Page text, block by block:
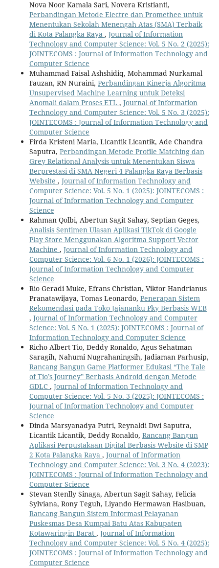
Nova Noor Kamala Sari, Novera Kristianti,
Perbandingan Metode Electre dan Promethee untuk
Menentukan Sekolah Menengah Atas (SMA) Terbaik
di Kota Palangka Raya , Journal of Information
Technology and Computer Science: Vol. 5 No. 2 (2025):
JOINTECOMS : Journal of Information Technology and
Computer Science
Muhammad Faisal Ashshidiq, Mohammad Nurkamal
Fauzan, RN Nuraini, Perbandingan Kinerja Algoritma
Unsupervised Machine Learning untuk Deteksi
Anomali dalam Proses ETL , Journal of Information
Technology and Computer Science: Vol. 5 No. 3 (2025):
JOINTECOMS : Journal of Information Technology and
Computer Science
Firda Kristeni Maria, Licantik Licantik, Ade Chandra
Saputra, Perbandingan Metode Profile Matching dan
Grey Relational Analysis untuk Menentukan Siswa
Berprestasi di SMA Negeri 4 Palangka Raya Berbasis
Website , Journal of Information Technology and
Computer Science: Vol. 5 No. 1 (2025): JOINTECOMS :
Journal of Information Technology and Computer
Science
Rahman Qolbi, Abertun Sagit Sahay, Septian Geges,
Analisis Sentimen Ulasan Aplikasi TikTok di Google
Play Store Menggunakan Algoritma Support Vector
Machine , Journal of Information Technology and
Computer Science: Vol. 6 No. 1 (2026): JOINTECOMS :
Journal of Information Technology and Computer
Science
Rio Geradi Muke, Efrans Christian, Viktor Handrianus
Pranatawijaya, Tomas Leonardo, Penerapan Sistem
Rekomendasi pada Toko Jajananku Pky Berbasis WEB
, Journal of Information Technology and Computer
Science: Vol. 5 No. 1 (2025): JOINTECOMS : Journal of
Information Technology and Computer Science
Richo Albert Tio, Deddy Ronaldo, Agus Sehatman
Saragih, Nahumi Nugrahaningsih, Jadiaman Parhusip,
Rancang Bangun Game Platformer Edukasi “The Tale
of Tio’s Journey” Berbasis Android dengan Metode
GDLC , Journal of Information Technology and
Computer Science: Vol. 5 No. 3 (2025): JOINTECOMS :
Journal of Information Technology and Computer
Science
Dinda Marsyanadya Putri, Reynaldi Dwi Saputra,
Licantik Licantik, Deddy Ronaldo, Rancang Bangun
Aplikasi Perpustakaan Digital Berbasis Website di SMP
2 Kota Palangka Raya , Journal of Information
Technology and Computer Science: Vol. 3 No. 4 (2023):
JOINTECOMS : Journal of Information Technology and
Computer Science
Stevan Stenlly Sinaga, Abertun Sagit Sahay, Felicia
Sylviana, Rony Teguh, Liyando Hermawan Hasibuan,
Rancang Bangun Sistem Informasi Pelayanan
Puskesmas Desa Kumpai Batu Atas Kabupaten
Kotawaringin Barat , Journal of Information
Technology and Computer Science: Vol. 5 No. 4 (2025):
JOINTECOMS : Journal of Information Technology and
Computer Science